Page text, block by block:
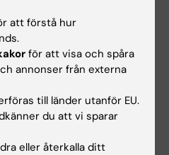
att förstå hur
för att visa och spåra
annonser från externa
till länder utanför EU.
du att vi sparar
eller återkalla ditt